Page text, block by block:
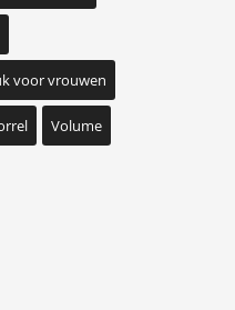
voor vrouwen
Volume